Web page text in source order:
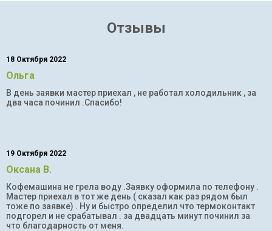
Отзывы
18 Октября 2022
Ольга
В день заявки мастер приехал , не работал холодильник , за
два часа починил .Спасибо!
19 Октября 2022
Оксана В.
Кофемашина не грела воду .Заявку оформила по телефону .
Мастер приехал в тот же день ( сказал как раз рядом был
тоже по заявке) . Ну и быстро определил что термоконтакт
подгорел и не срабатывал . за двадцать минут починил за
что благодарность от меня.